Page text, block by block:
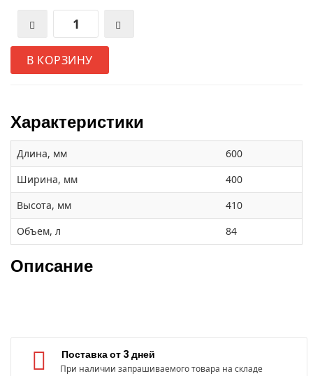
В КОРЗИНУ
Характеристики
Длина, мм
600
Ширина, мм
400
Высота, мм
410
Объем, л
84
Описание
Поставка от 3 дней
При наличии запрашиваемого товара на складе